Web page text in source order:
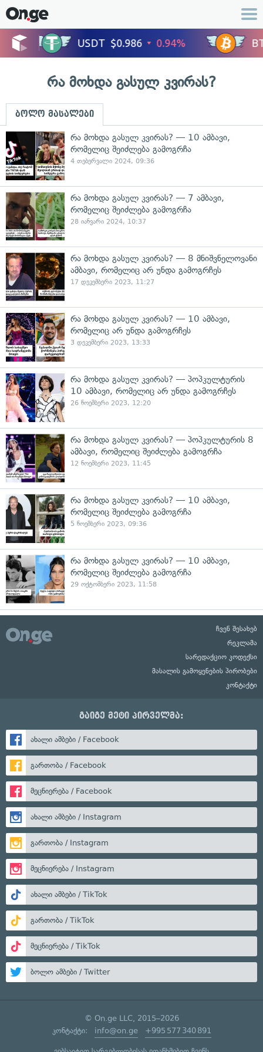
რა მოხდა გასულ კვირას?
ბოლო მასალები
რა მოხდა გასულ კვირას? — 10 ამბავი,
რომელიც შეიძლება გამოგრჩა
4 თებერვალი 2024, 09:36
რა მოხდა გასულ კვირას? — 7 ამბავი,
რომელიც შეიძლება გამოგრჩა
28 იანვარი 2024, 10:37
რა მოხდა გასულ კვირას? — 8 მნიშვნელოვანი
ამბავი, რომელიც არ უნდა გამოგრჩეს
17 დეკემბერი 2023, 11:27
რა მოხდა გასულ კვირას? — 10 ამბავი,
რომელიც არ უნდა გამოგრჩეს
3 დეკემბერი 2023, 13:33
რა მოხდა გასულ კვირას? — პოპკულტურის
10 ამბავი, რომელიც არ უნდა გამოგრჩეს
26 ნოემბერი 2023, 12:20
რა მოხდა გასულ კვირას? — პოპკულტურის 8
ამბავი, რომელიც შეიძლება გამოგრჩა
12 ნოემბერი 2023, 11:45
რა მოხდა გასულ კვირას? — 10 ამბავი,
რომელიც შეიძლება გამოგრჩა
5 ნოემბერი 2023, 09:36
რა მოხდა გასულ კვირას? — 10 ამბავი,
რომელიც შეიძლება გამოგრჩა
29 ოქტომბერი 2023, 11:58
ჩვენ შესახებ
რეკლამა
სარედაქციო კოდექსი
მასალის გამოყენების პირობები
კონტაქტი
გაიგე მეტი პირველმა:
ახალი ამბები / Facebook
გართობა / Facebook
მეცნიერება / Facebook
ახალი ამბები / Instagram
გართობა / Instagram
მეცნიერება / Instagram
ახალი ამბები / TikTok
გართობა / TikTok
მეცნიერება / TikTok
ბოლო ამბები / Twitter
© On.ge LLC, 2015–2026
კონტაქტი: info@on.ge +995 577 340 891